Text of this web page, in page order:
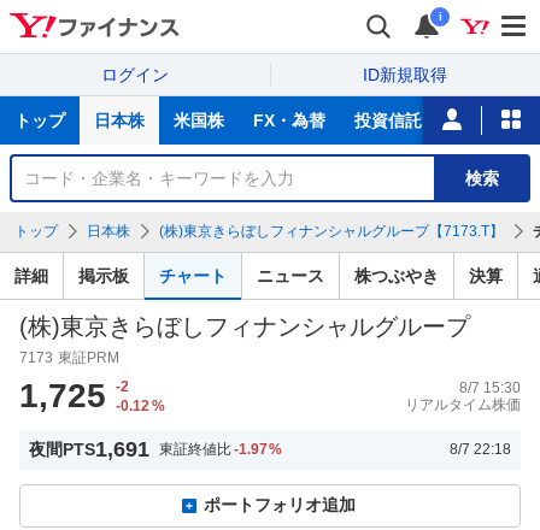
i
ログイン ID新規取得
サ
トップ 日本株 米国株 FX・為替 投資信託 ニュース
銘
検
索
検索
トップ 日本株 (株)東京きらぼしフィナンシャルグループ【7173.T】
詳細 掲示板 チャート ニュース 株つぶやき 決算
(株)東京きらぼしフィナンシャルグループ
7173 東証PRM
1,725
-2
-0.12 %
8/7 15:30
リアルタイム株価
夜間PTS1,691 東証終値比-1.97% 8/7 22:18
ポートフォリオ追加